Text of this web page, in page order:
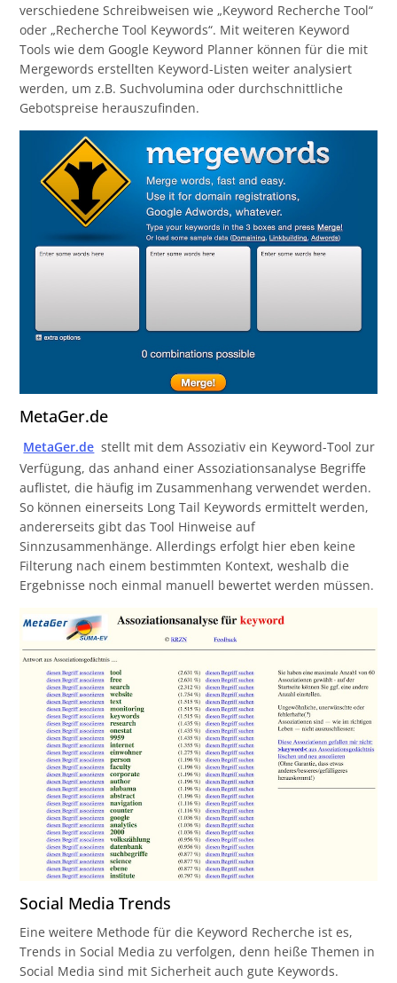
verschiedene Schreibweisen wie „Keyword Recherche Tool“
oder „Recherche Tool Keywords“. Mit weiteren Keyword
Tools wie dem Google Keyword Planner können für die mit
Mergewords erstellten Keyword-Listen weiter analysiert
werden, um z.B. Suchvolumina oder durchschnittliche
Gebotspreise herauszufinden.
MetaGer.de
MetaGer.de stellt mit dem Assoziativ ein Keyword-Tool zur
Verfügung, das anhand einer Assoziationsanalyse Begriffe
auflistet, die häufig im Zusammenhang verwendet werden.
So können einerseits Long Tail Keywords ermittelt werden,
andererseits gibt das Tool Hinweise auf
Sinnzusammenhänge. Allerdings erfolgt hier eben keine
Filterung nach einem bestimmten Kontext, weshalb die
Ergebnisse noch einmal manuell bewertet werden müssen.
Social Media Trends
Eine weitere Methode für die Keyword Recherche ist es,
Trends in Social Media zu verfolgen, denn heiße Themen in
Social Media sind mit Sicherheit auch gute Keywords.